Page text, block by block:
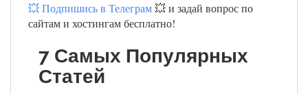
💥 Подпишись в Телеграм💥 и задай вопрос по
сайтам и хостингам бесплатно!
7 Самых Популярных
Статей